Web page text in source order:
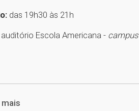
das 19h30 às 21h
auditório Escola Americana - campus
mais